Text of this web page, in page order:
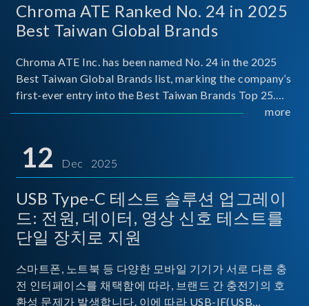
Chroma ATE Ranked No. 24 in 2025
Best Taiwan Global Brands
Chroma ATE Inc. has been named No. 24 in the 2025
Best Taiwan Global Brands list, marking the company’s
first-ever entry into the Best Taiwan Brands Top 25.
This recognition represents a significant milestone for
more
12 Dec 2025
USB Type-C 테스트 솔루션 업그레이
드: 전원, 데이터, 영상 신호 테스트를
단일 장치로 지원
스마트폰, 노트북 등 다양한 모바일 기기가 서로 다른 충
전 인터페이스를 채택함에 따라, 브랜드 간 충전기의 호
환성 문제가 발생합니다. 이에 따라 USB-IF(USB